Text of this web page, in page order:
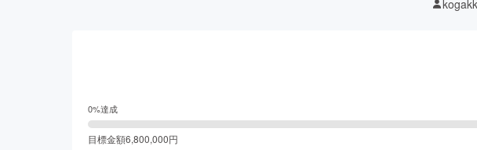
0%達成
目標金額6,800,000円